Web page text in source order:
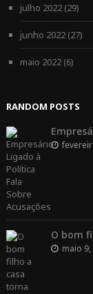
julho 2022(29)
junho 2022(27)
maio 2022(6)
RANDOM POSTS
O bom
maio 9,